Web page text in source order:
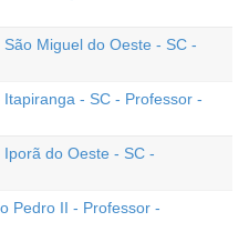
Miguel do Oeste - SC -
- SC - Professor -
do Oeste - SC -
Pedro II - Professor -